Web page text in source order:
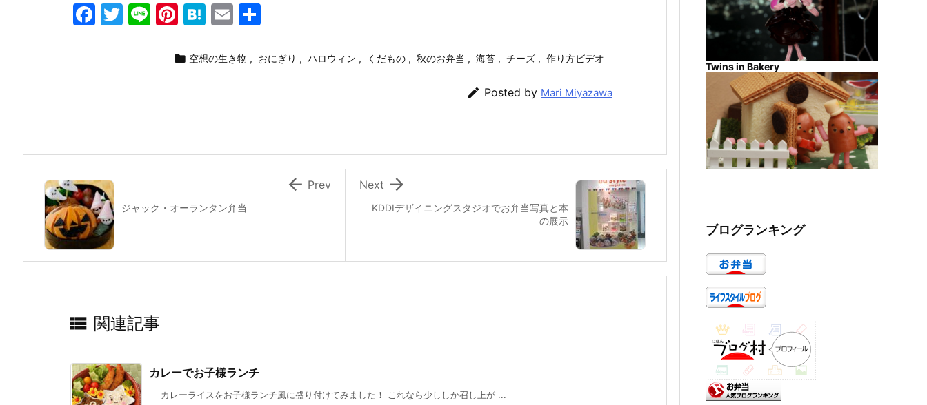
F
k
T
Li Pi
er
H
e
E
ai
 空想の生き物 , おにぎり , ハロウィン , くだもの , 秋のお弁当 , 海苔 , チーズ , 作り方ビデオ
 Posted by Mari Miyazawa
KDDIデザイニングスタジオでお弁当写真と本
の展示

Next
ジャック・オーランタン弁当
 Prev
 関連記事
カレーでお子様ランチ
カレーライスをお子様ランチ風に盛り付けてみました！ これなら少ししか召し上が ...
Twins in Bakery
ブログランキング